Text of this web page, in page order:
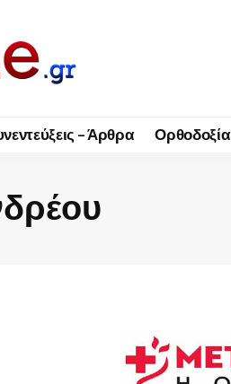
– Άρθρα Ορθοδοξία